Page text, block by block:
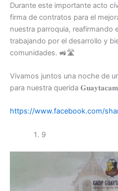
Durante este importante acto
firma de contratos para el
nuestra parroquia, reafirmando
trabajando por el desarrollo y
comunidades. 🚜🛣️
Vivamos juntos una noche de
para nuestra querida
https://www.facebook.com/
9